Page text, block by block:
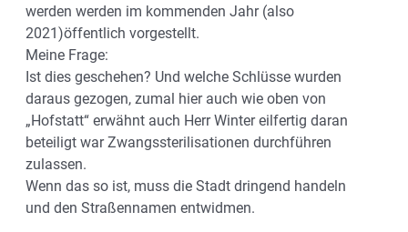
werden werden im kommenden Jahr (also
2021)öffentlich vorgestellt.
Meine Frage:
Ist dies geschehen? Und welche Schlüsse wurden
daraus gezogen, zumal hier auch wie oben von
„Hofstatt“ erwähnt auch Herr Winter eilfertig daran
beteiligt war Zwangssterilisationen durchführen
zulassen.
Wenn das so ist, muss die Stadt dringend handeln
und den Straßennamen entwidmen.